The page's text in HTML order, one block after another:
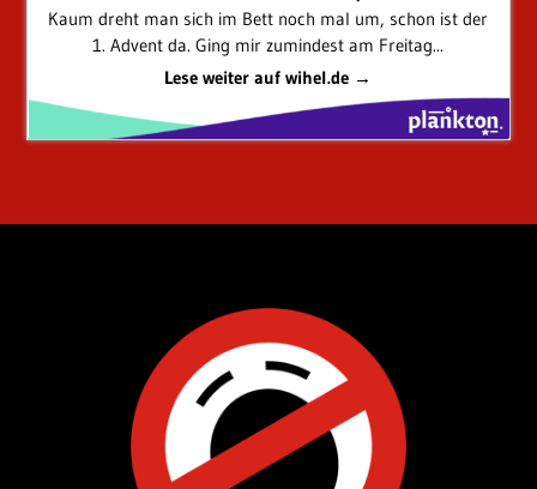
Kaum dreht man sich im Bett noch mal um, schon ist der
1. Advent da. Ging mir zumindest am Freitag...
Lese weiter auf wihel.de →